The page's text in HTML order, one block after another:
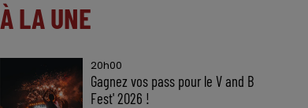
À LA UNE
20h00
Gagnez vos pass pour le V and B
Fest' 2026 !